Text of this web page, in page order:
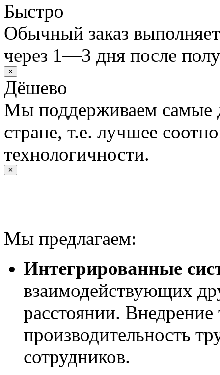
Быстро
Обычный заказ
через 1—3 дня после
✕
Дёшево
Мы поддерживаем самые
стране, т.е. лучшее
технологичности.
✕
Мы предлагаем:
Интегрированные
взаимодействующих
расстоянии.
производительность
сотрудников.